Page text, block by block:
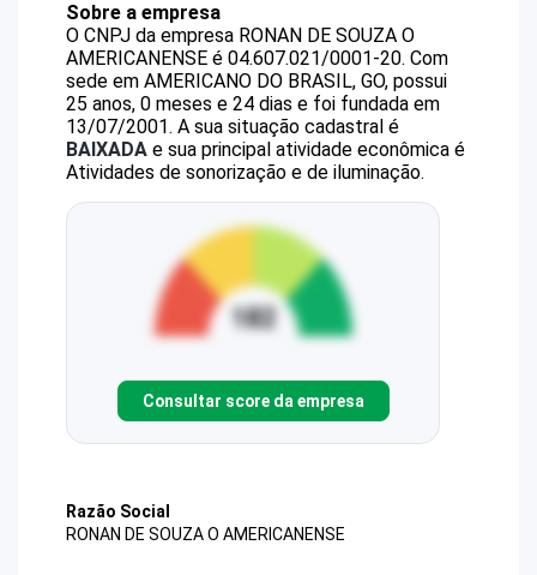
Sobre a empresa
O CNPJ da empresa RONAN DE SOUZA O
AMERICANENSE é 04.607.021/0001-20. Com
sede em AMERICANO DO BRASIL, GO, possui
25 anos, 0 meses e 24 dias e foi fundada em
13/07/2001. A sua situação cadastral é
BAIXADA e sua principal atividade econômica é
Atividades de sonorização e de iluminação.
Consultar score da empresa
Razão Social
RONAN DE SOUZA O AMERICANENSE